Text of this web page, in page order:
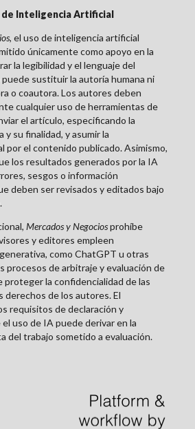
Inteligencia Artificial
, el uso de inteligencia artificial
únicamente como apoyo en la
la legibilidad y el lenguaje del
sustituir la autoría humana ni
o coautora. Los autores deben
cualquier uso de herramientas de
el artículo, especificando la
y su finalidad, y asumir la
por el contenido publicado. Asimismo,
los resultados generados por la IA
sesgos o información
deben ser revisados y editados bajo
Mercados y Negociosprohíbe
y editores empleen
como ChatGPT u otras
procesos de arbitraje y evaluación de
proteger la confidencialidad de las
derechos de los autores. El
requisitos de declaración y
uso de IA puede derivar en la
del trabajo sometido a evaluación.